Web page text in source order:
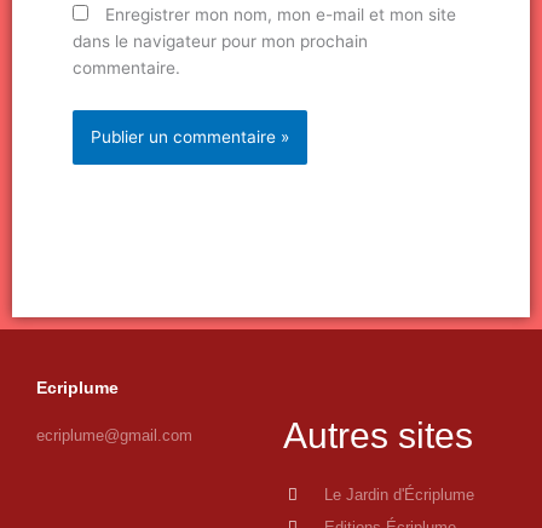
Enregistrer mon nom, mon e-mail et mon site
dans le navigateur pour mon prochain
commentaire.
Ecriplume
ecriplume@gmail.com Autres sites
Le Jardin d'Écriplume